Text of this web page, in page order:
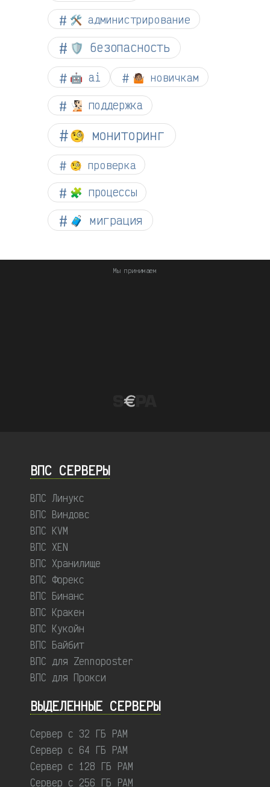
🛠️ администрирование
🛡️ безопасность
🤖 ai 🤷🏽 новичкам
🧏🏻 поддержка
🧐 мониторинг
🧐 проверка
🧩 процессы
🧳 миграция
Мы принимаем
ВПС СЕРВЕРЫ
ВПС Линукс
ВПС Виндовс
ВПС KVM
ВПС XEN
ВПС Хранилище
ВПС Форекс
ВПС Бинанс
ВПС Кракен
ВПС Кукойн
ВПС Байбит
ВПС для Zennoposter
ВПС для Прокси
ВЫДЕЛЕННЫЕ CЕРВЕРЫ
Сервер с 32 ГБ РАМ
Сервер с 64 ГБ РАМ
Сервер с 128 ГБ РАМ
Сервер с 256 ГБ РАМ